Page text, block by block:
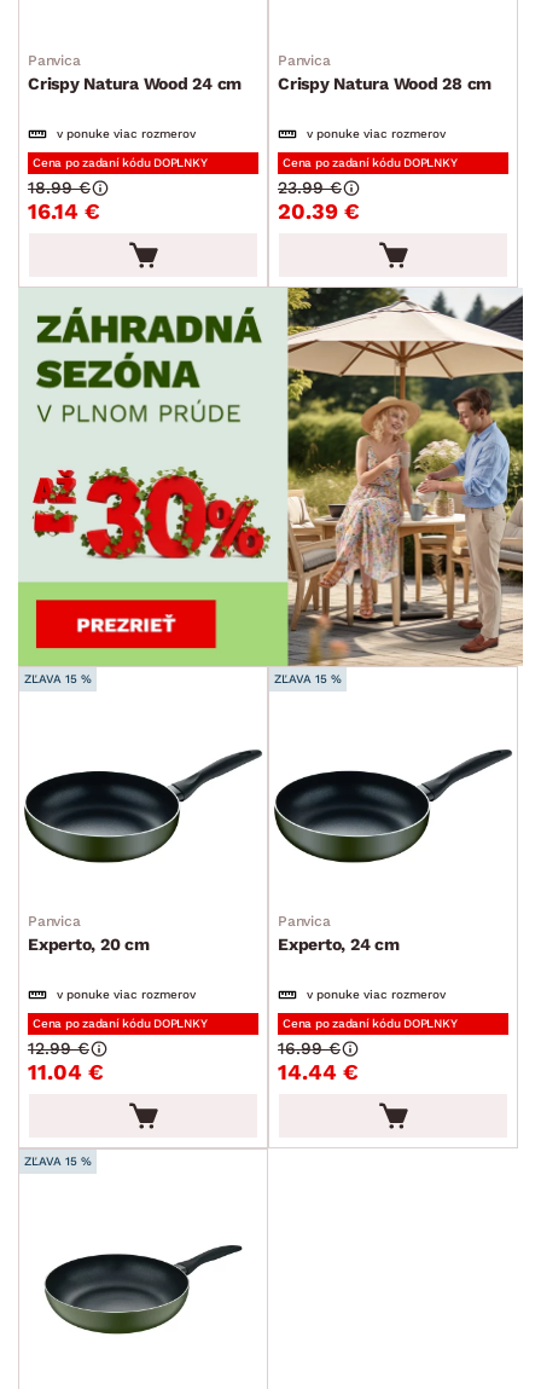
Panvica
Crispy Natura Wood 24 cm
v ponuke viac rozmerov
Cena po zadaní kódu DOPLNKY
16.14 €
18.99 €
Panvica
Crispy Natura Wood 28 cm
v ponuke viac rozmerov
Cena po zadaní kódu DOPLNKY
20.39 €
23.99 €
ZĽAVA 15 %
Panvica
Experto, 20 cm
v ponuke viac rozmerov
Cena po zadaní kódu DOPLNKY
11.04 €
12.99 €
ZĽAVA 15 %
Panvica
Experto, 24 cm
v ponuke viac rozmerov
Cena po zadaní kódu DOPLNKY
14.44 €
16.99 €
ZĽAVA 15 %